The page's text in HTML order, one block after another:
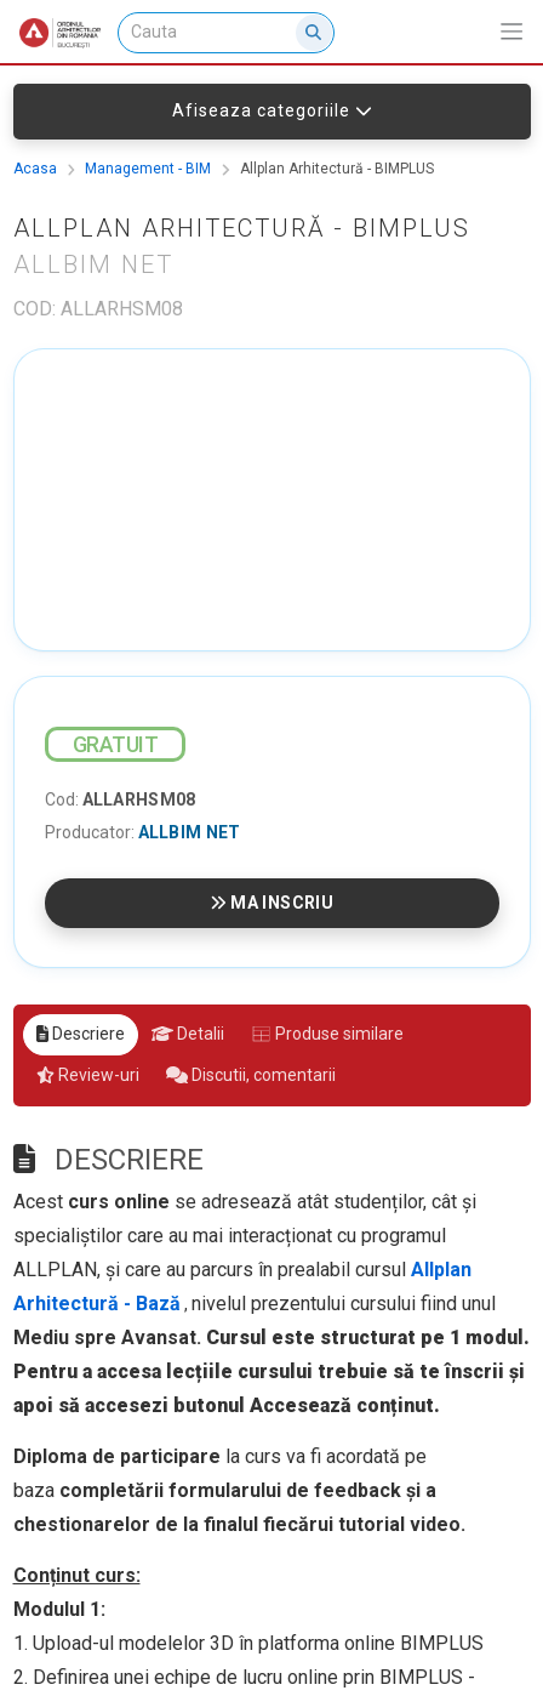
Afiseaza categoriile
Acasa Management - BIM Allplan Arhitectură - BIMPLUS
ALLPLAN ARHITECTURĂ - BIMPLUS
ALLBIM NET
COD: ALLARHSM08
GRATUIT
Cod: ALLARHSM08
Producator: ALLBIM NET
MA INSCRIU
Descriere Detalii Produse similare
Review-uri Discutii, comentarii
DESCRIERE
Acest curs online se adresează atât studenților, cât și
specialiștilor care au mai interacționat cu programul
ALLPLAN, și care au parcurs în prealabil cursul Allplan
Arhitectură - Bază , nivelul prezentului cursului fiind unul
Mediu spre Avansat. Cursul este structurat pe 1 modul.
Pentru a accesa lecțiile cursului trebuie să te înscrii și
apoi să accesezi butonul Accesează conținut.
Diploma de participare la curs va fi acordată pe
baza completării formularului de feedback și a
chestionarelor de la finalul fiecărui tutorial video.
Conținut curs:
Modulul 1:
1. Upload-ul modelelor 3D în platforma online BIMPLUS
2. Definirea unei echipe de lucru online prin BIMPLUS -